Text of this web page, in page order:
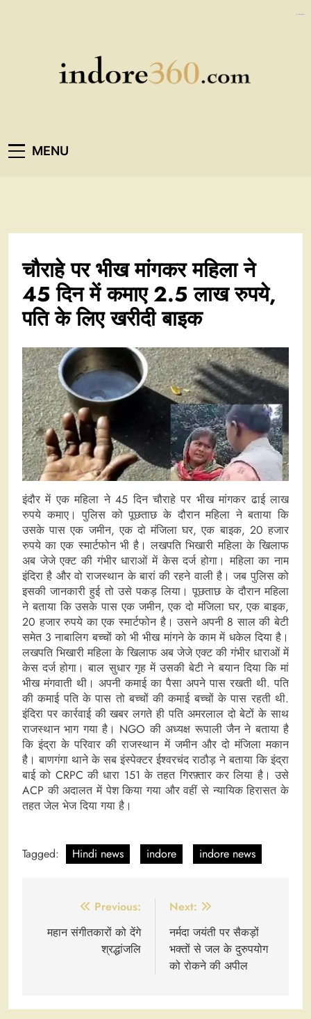
Indore360
MENU
चौराहे पर भीख मांगकर महिला ने
45 दिन में कमाए 2.5 लाख रुपये,
पति के लिए खरीदी बाइक
इंदौर में एक महिला ने 45 दिन चौराहे पर भीख मांगकर ढाई लाख
रुपये कमाए। पुलिस को पूछताछ के दौरान महिला ने बताया कि
उसके पास एक जमीन, एक दो मंजिला घर, एक बाइक, 20 हजार
रुपये का एक स्मार्टफोन भी है। लखपति भिखारी महिला के खिलाफ
अब जेजे एक्ट की गंभीर धाराओं में केस दर्ज होगा। महिला का नाम
इंदिरा है और वो राजस्थान के बारां की रहने वाली है। जब पुलिस को
इसकी जानकारी हुई तो उसे पकड़ लिया। पूछताछ के दौरान महिला
ने बताया कि उसके पास एक जमीन, एक दो मंजिला घर, एक बाइक,
20 हजार रुपये का एक स्मार्टफोन है। उसने अपनी 8 साल की बेटी
समेत 3 नाबालिग बच्चों को भी भीख मांगने के काम में धकेल दिया है।
लखपति भिखारी महिला के खिलाफ अब जेजे एक्ट की गंभीर धाराओं में
केस दर्ज होगा। बाल सुधार गृह में उसकी बेटी ने बयान दिया कि मां
भीख मंगवाती थी। अपनी कमाई का पैसा अपने पास रखती थी. पति
की कमाई पति के पास तो बच्चों की कमाई बच्चों के पास रहती थी.
इंदिरा पर कार्रवाई की खबर लगते ही पति अमरलाल दो बेटों के साथ
राजस्थान भाग गया है। NGO की अध्यक्ष रूपाली जैन ने बताया है
कि इंद्रा के परिवार की राजस्थान में जमीन और दो मंजिला मकान
है। बाणगंगा थाने के सब इंस्पेक्टर ईश्वरचंद राठौड़ ने बताया कि इंद्रा
बाई को CRPC की धारा 151 के तहत गिरफ़्तार कर लिया है। उसे
ACP की अदालत में पेश किया गया और वहीं से न्यायिक हिरासत के
तहत जेल भेज दिया गया है।
Tagged: Hindi news indore indore news
navigation
Previous:
महान संगीतकारों को देंगे
श्रद्धांजलि
Next:
नर्मदा जयंती पर सैकड़ों
भक्तों से जल के दुरुपयोग
को रोकने की अपील